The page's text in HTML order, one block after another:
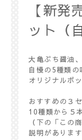
【新発
ット（
大亀ぷち醤油
自慢の5種類の
オリジナルボ
おすすめの３
10種類から５
（下の「この
説明があります